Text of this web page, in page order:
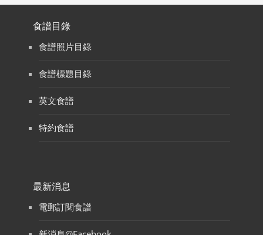
食譜目錄
食譜照片目錄
食譜標題目錄
英文食譜
特約食譜
最新消息
電郵訂閱食譜